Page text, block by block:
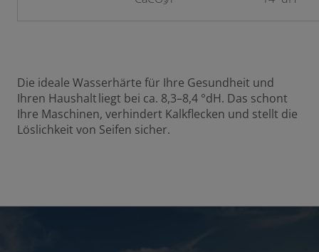
Die ideale Wasserhärte für Ihre Gesundheit und
Ihren Haushalt liegt bei ca. 8,3–8,4 °dH. Das schont
Ihre Maschinen, verhindert Kalkflecken und stellt die
Löslichkeit von Seifen sicher.